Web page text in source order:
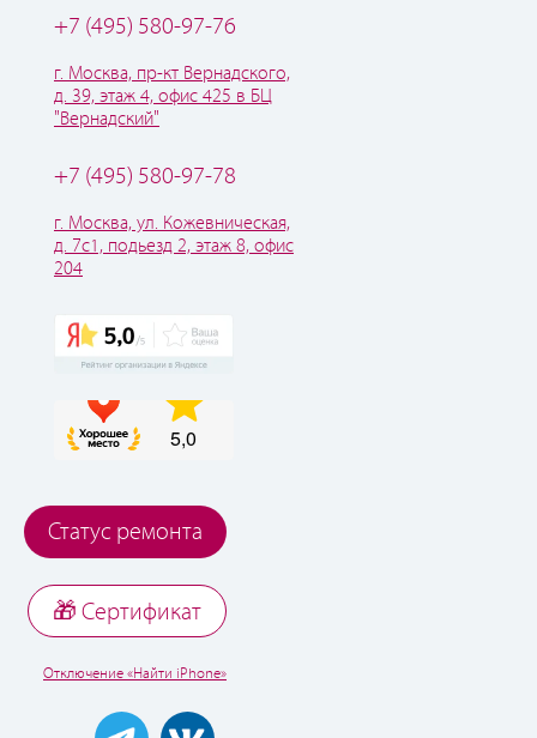
+7 (495) 580-97-76
г. Москва, пр-кт Вернадского,
д. 39, этаж 4, офис 425 в БЦ
"Вернадский"
+7 (495) 580-97-78
г. Москва, ул. Кожевническая,
д. 7с1, подьезд 2, этаж 8, офис
204
Статус ремонта
🎁 Cертификат
Отключение «Найти iPhone»